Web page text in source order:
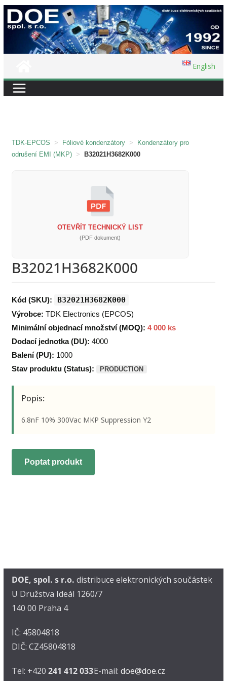
Přeskočit
na
English
TDK-EPCOS > Fóliové kondenzátory >
Kondenzátory pro
odrušení EMI (MKP) > B32021H3682K000
OTEVŘÍT TECHNICKÝ LIST
(PDF dokument)
B32021H3682K000
Kód (SKU): B32021H3682K000
Výrobce: TDK Electronics (EPCOS)
Minimální objednací množství (MOQ): 4 000 ks
Dodací jednotka (DU): 4000
Balení (PU): 1000
Stav produktu (Status):
PRODUCTION
Popis:
6.8nF 10% 300Vac MKP Suppression Y2
Poptat produkt
DOE, spol. s r.o. distribuce elektronických součástek
U Družstva Ideál 1260/7
140 00 Praha 4
IČ: 45804818
DIČ: CZ45804818
Tel: +420 241 412 033E-mail: doe@doe.cz